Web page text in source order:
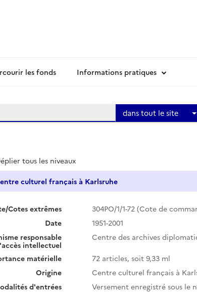
les fonds Informations pratiques
dans tout le site
tous les niveaux
culturel français à Karlsruhe
Cotes extrêmes
304PO/1/1-72 (Cote de
Date
1951-2001
responsable
intellectuel
Centre des archives
matérielle
72 articles, soit 9,33 ml
Origine
Centre culturel français à
d'entrées
Versement enregistré sous le